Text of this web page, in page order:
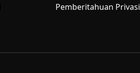
Pemberitahuan Privasi